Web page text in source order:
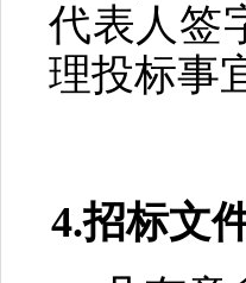
代表人签
理投标事
4.招标文